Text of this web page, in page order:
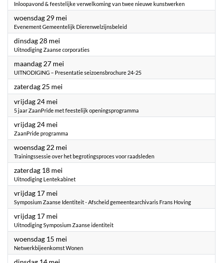
Inloopavond & feestelijke verwelkoming van twee nieuwe kunstwerken
woensdag 29 mei
Evenement Gemeentelijk Dierenwelzijnsbeleid
dinsdag 28 mei
Uitnodiging Zaanse corporaties
maandag 27 mei
UITNODIGING – Presentatie seizoensbrochure 24-25
zaterdag 25 mei
vrijdag 24 mei
5 jaar ZaanPride met feestelijk openingsprogramma
vrijdag 24 mei
ZaanPride programma
woensdag 22 mei
Trainingssessie over het begrotingsproces voor raadsleden
zaterdag 18 mei
Uitnodiging Lentekabinet
vrijdag 17 mei
Symposium Zaanse Identiteit - Afscheid gemeentearchivaris Frans Hoving
vrijdag 17 mei
Uitnodiging Symposium Zaanse identiteit
woensdag 15 mei
Netwerkbijeenkomst Wonen